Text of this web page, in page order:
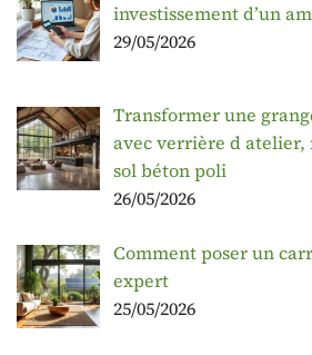
investissement d’un
29/05/2026
Transformer une
avec verrière d atelier,
sol béton poli
26/05/2026
Comment poser un
expert
25/05/2026